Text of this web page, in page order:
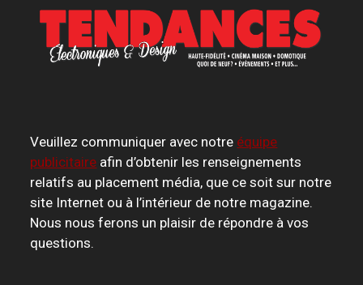
Veuillez communiquer avec notre équipe
publicitaire afin d’obtenir les renseignements
relatifs au placement média, que ce soit sur notre
site Internet ou à l’intérieur de notre magazine.
Nous nous ferons un plaisir de répondre à vos
questions.